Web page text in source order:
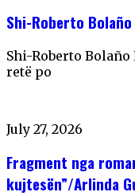
Shi-Roberto Bolaño
Shi-Roberto
retë po
July 27, 2026
Fragment nga
kujtesën”/Arlinda